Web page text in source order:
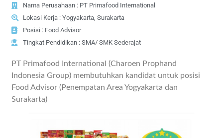
Nama Perusahaan : PT Primafood International
Lokasi Kerja : Yogyakarta, Surakarta
Posisi : Food Advisor
Tingkat Pendidikan : SMA/ SMK Sederajat
PT Primafood International (Charoen Prophand
Indonesia Group) membutuhkan kandidat untuk posisi
Food Advisor (Penempatan Area Yogyakarta dan
Surakarta)